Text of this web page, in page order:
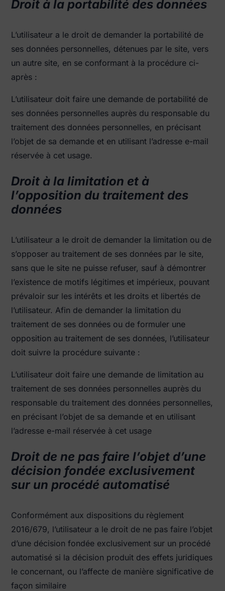
Droit à la portabilité des données
L’utilisateur a le droit de demander la portabilité de
ses données personnelles, détenues par le site, vers
un autre site, en se conformant à la procédure ci-
après :
L’utilisateur doit faire une demande de portabilité de
ses données personnelles auprès du responsable du
traitement des données personnelles, en précisant
l’objet de sa demande et en utilisant l’adresse e-mail
réservée à cet usage.
Droit à la limitation et à
l’opposition du traitement des
données
L’utilisateur a le droit de demander la limitation ou de
s’opposer au traitement de ses données par le site,
sans que le site ne puisse refuser, sauf à démontrer
l’existence de motifs légitimes et impérieux, pouvant
prévaloir sur les intérêts et les droits et libertés de
l’utilisateur. Afin de demander la limitation du
traitement de ses données ou de formuler une
opposition au traitement de ses données, l’utilisateur
doit suivre la procédure suivante :
L’utilisateur doit faire une demande de limitation au
traitement de ses données personnelles auprès du
responsable du traitement des données personnelles,
en précisant l’objet de sa demande et en utilisant
l’adresse e-mail réservée à cet usage
Droit de ne pas faire l’objet d’une
décision fondée exclusivement
sur un procédé automatisé
Conformément aux dispositions du règlement
2016/679, l’utilisateur a le droit de ne pas faire l’objet
d’une décision fondée exclusivement sur un procédé
automatisé si la décision produit des effets juridiques
le concernant, ou l’affecte de manière significative de
façon similaire